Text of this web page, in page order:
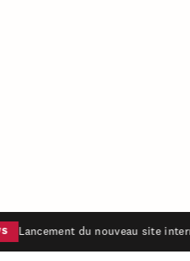
Lancement du nouveau site